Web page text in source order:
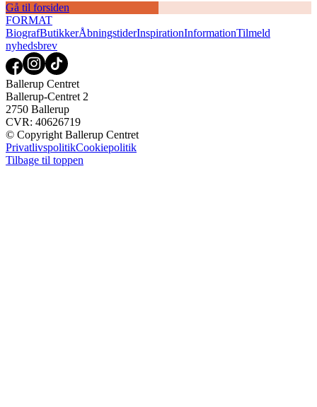
Gå til forsiden
FORMAT
BiografButikkerÅbningstiderInspirationInformationTilmeld
nyhedsbrev
Ballerup Centret
Ballerup-Centret 2
2750 Ballerup
CVR: 40626719
© Copyright Ballerup Centret
PrivatlivspolitikCookiepolitik
Tilbage til toppen